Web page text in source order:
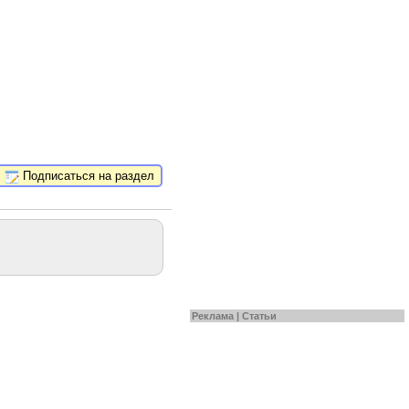
Реклама | Статьи
Подписаться на раздел